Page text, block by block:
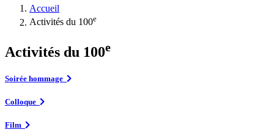
Accueil
Activités du 100e
Activités du 100e
Soirée hommage
Colloque
Film